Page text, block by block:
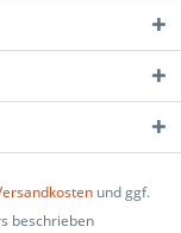
und ggf.
beschrieben